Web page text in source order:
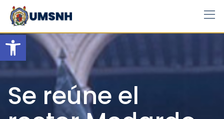
Open toolbar
Skip
content
Se reúne el